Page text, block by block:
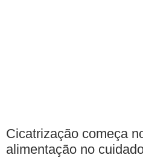
Cicatrização começa
alimentação no